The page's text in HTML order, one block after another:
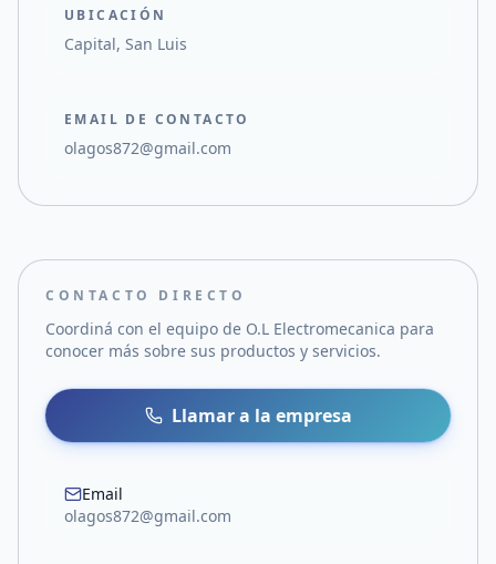
UBICACIÓN
Capital, San Luis
EMAIL DE CONTACTO
olagos872@gmail.com
CONTACTO DIRECTO
Coordiná con el equipo de O.L Electromecanica para
conocer más sobre sus productos y servicios.
Llamar a la empresa
Email
olagos872@gmail.com